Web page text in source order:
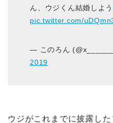
ん、ウジくん結婚しよう
pic.twitter.com/
— このろん
2019
ウジがこれまでに披露した